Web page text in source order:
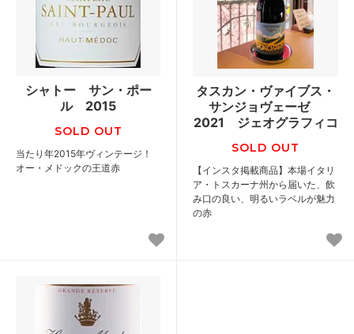
シャトー サン・ポー
ル 2015
SOLD OUT
当たり年2015年ヴィンテージ！
オー・メドックの王道赤
タスカン・ヴァイブス・
サンジョヴェーゼ
2021 ジェオグラフィコ
SOLD OUT
【インスタ掲載商品】本場イタリ
ア・トスカーナ州から届いた、飲
み口の良い、明るいラベルが魅力
の赤